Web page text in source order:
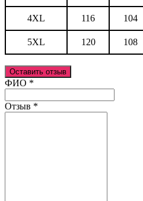
4XL 116 104
5XL 120 108
Оставить отзыв
Ваш отзыв был отправлен!
ФИО *
Отзыв *